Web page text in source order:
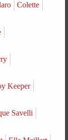
Colette
Keeper
Savelli